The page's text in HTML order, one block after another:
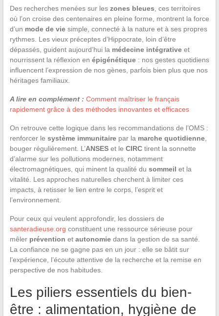
Des recherches menées sur les zones bleues , ces territoires
où l’on croise des centenaires en pleine forme, montrent la force
d’un mode de viesimple, connecté à la nature et à ses propres
rythmes. Les vieux préceptes d’Hippocrate, loin d’être
dépassés, guident aujourd’hui la médecine intégrativeet
nourrissent la réflexion en épigénétique: nos gestes quotidiens
influencent l’expression de nos gènes, parfois bien plus que nos
héritages familiaux.
A lire en complément : Comment maîtriser le français
rapidement grâce à des méthodes innovantes et efficaces
On retrouve cette logique dans les recommandations de l’OMS :
renforcer le système immunitairepar la marche quotidienne,
bouger régulièrement. L’ANSESet le CIRCtirent la sonnette
d’alarme sur les pollutions modernes, notamment
électromagnétiques, qui minent la qualité du sommeil et la
vitalité. Les approches naturelles cherchent à limiter ces
impacts, à retisser le lien entre le corps, l’esprit et
l’environnement.
Pour ceux qui veulent approfondir, les dossiers de
santeradieuse.org constituent une ressource sérieuse pour
mêler prévention et autonomiedans la gestion de sa santé.
La confiance ne se gagne pas en un jour : elle se bâtit sur
l’expérience, l’écoute attentive de la recherche et la remise en
perspective de nos habitudes.
Les piliers essentiels du bien-
être : alimentation, hygiène de